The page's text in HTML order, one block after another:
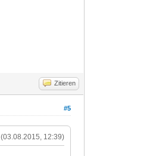
Zitieren
#5
(03.08.2015, 12:39)